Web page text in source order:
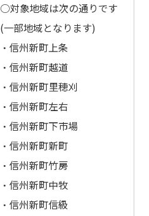
○対象地域は次の通りです
(一部地域となります)
・信州新町上条
・信州新町越道
・信州新町里穂刈
・信州新町左右
・信州新町下市場
・信州新町新町
・信州新町竹房
・信州新町中牧
・信州新町信級